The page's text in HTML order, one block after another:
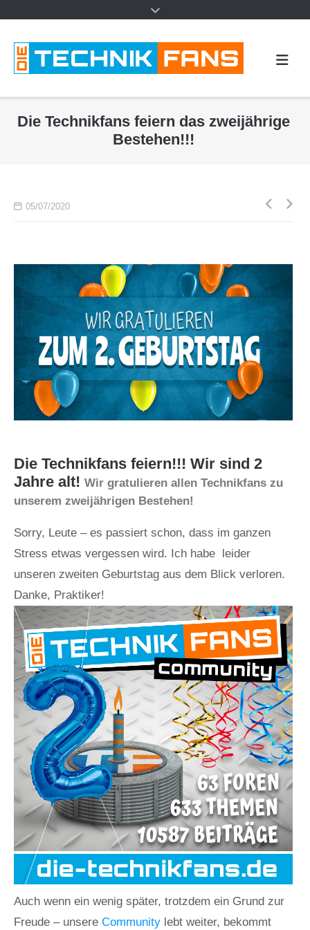
Die Technikfans feiern das zweijährige
Bestehen!!!
05/07/2020
Die Technikfans feiern!!! Wir sind 2
Jahre alt! Wir gratulieren allen Technikfans zu
unserem zweijährigen Bestehen!
Sorry, Leute – es passiert schon, dass im ganzen
Stress etwas vergessen wird. Ich habe leider
unseren zweiten Geburtstag aus dem Blick verloren.
Danke, Praktiker!
Auch wenn ein wenig später, trotzdem ein Grund zur
Freude – unsere Community lebt weiter, bekommt